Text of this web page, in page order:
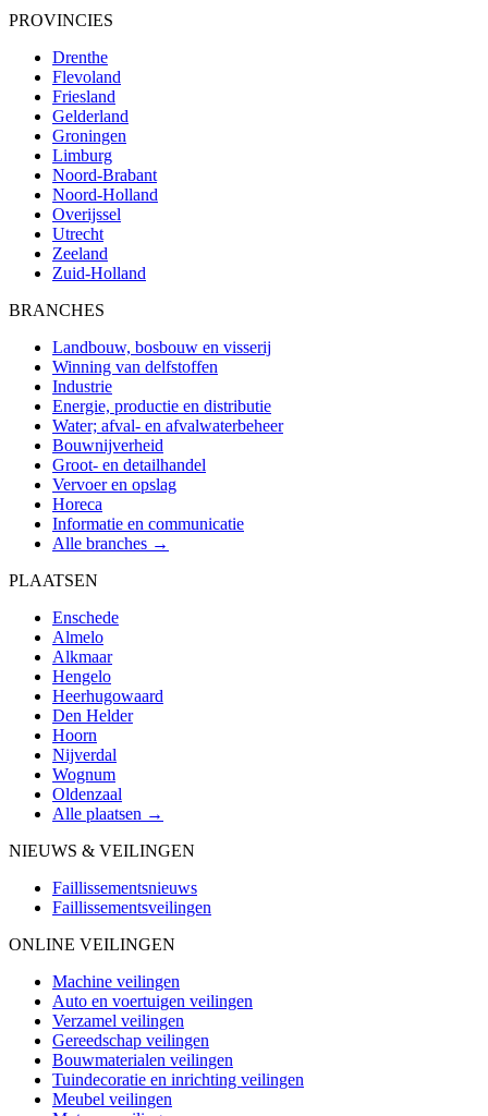
PROVINCIES
Drenthe
Flevoland
Friesland
Gelderland
Groningen
Limburg
Noord-Brabant
Noord-Holland
Overijssel
Utrecht
Zeeland
Zuid-Holland
BRANCHES
Landbouw, bosbouw en visserij
Winning van delfstoffen
Industrie
Energie, productie en distributie
Water; afval- en afvalwaterbeheer
Bouwnijverheid
Groot- en detailhandel
Vervoer en opslag
Horeca
Informatie en communicatie
Alle branches →
PLAATSEN
Enschede
Almelo
Alkmaar
Hengelo
Heerhugowaard
Den Helder
Hoorn
Nijverdal
Wognum
Oldenzaal
Alle plaatsen →
NIEUWS & VEILINGEN
Faillissementsnieuws
Faillissementsveilingen
ONLINE VEILINGEN
Machine veilingen
Auto en voertuigen veilingen
Verzamel veilingen
Gereedschap veilingen
Bouwmaterialen veilingen
Tuindecoratie en inrichting veilingen
Meubel veilingen